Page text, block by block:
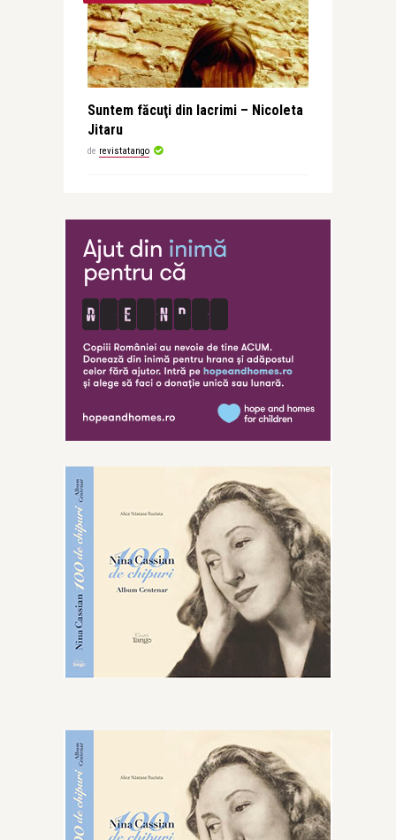
Suntem făcuţi din lacrimi – Nicoleta
Jitaru
de revistatango